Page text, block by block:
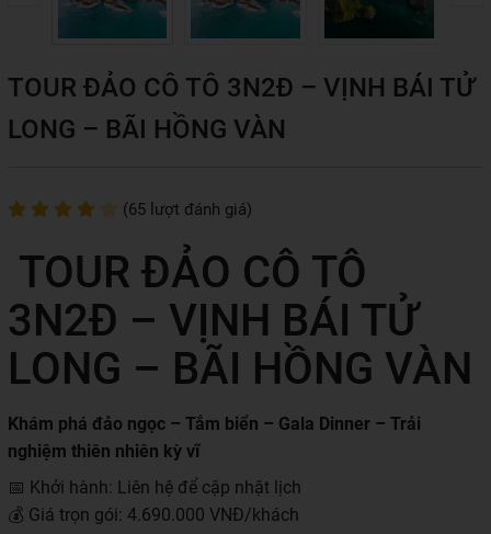
TOUR ĐẢO CÔ TÔ 3N2Đ – VỊNH BÁI TỬ
LONG – BÃI HỒNG VÀN
(65 lượt đánh giá)
TOUR ĐẢO CÔ TÔ
3N2Đ – VỊNH BÁI TỬ
LONG – BÃI HỒNG VÀN
Khám phá đảo ngọc – Tắm biển – Gala Dinner – Trải
nghiệm thiên nhiên kỳ vĩ
📅 Khởi hành: Liên hệ để cập nhật lịch
💰 Giá trọn gói: 4.690.000 VNĐ/khách